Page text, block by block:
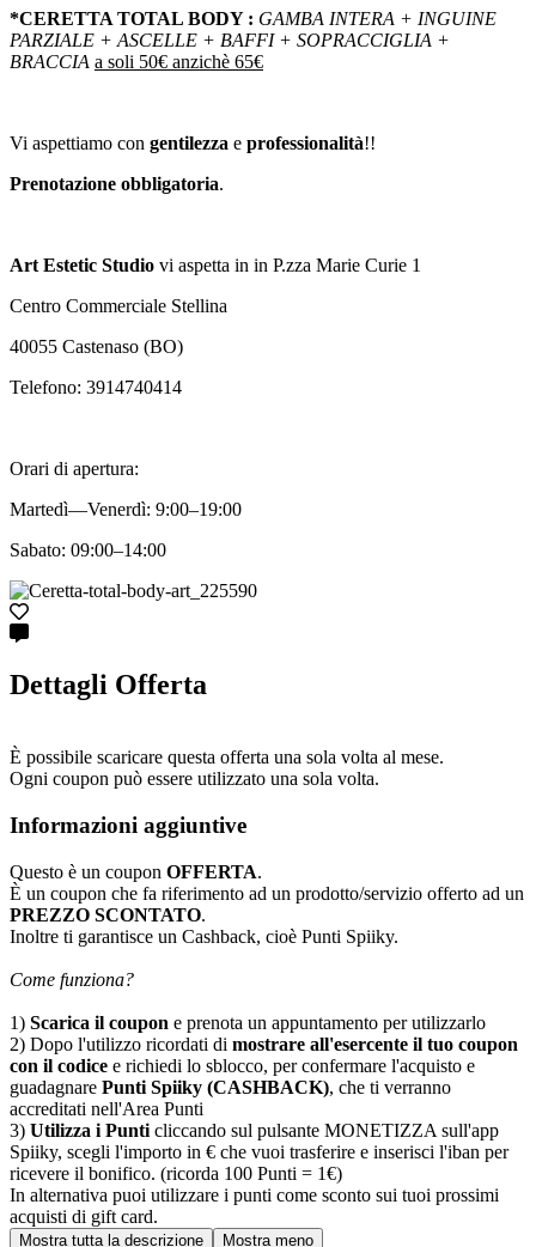
*CERETTA TOTAL BODY : GAMBA INTERA + INGUINE
PARZIALE + ASCELLE + BAFFI + SOPRACCIGLIA +
BRACCIA a soli 50€ anzichè 65€
Vi aspettiamo con gentilezza e professionalità!!
Prenotazione obbligatoria.
Art Estetic Studio vi aspetta in in P.zza Marie Curie 1
Centro Commerciale Stellina
40055 Castenaso (BO)
Telefono: 3914740414
Orari di apertura:
Martedì—Venerdì: 9:00–19:00
Sabato: 09:00–14:00
Dettagli Offerta
È possibile scaricare questa offerta una sola volta al mese.
Ogni coupon può essere utilizzato una sola volta.
Informazioni aggiuntive
Questo è un coupon OFFERTA.
È un coupon che fa riferimento ad un prodotto/servizio offerto ad un
PREZZO SCONTATO.
Inoltre ti garantisce un Cashback, cioè Punti Spiiky.
Come funziona?
1) Scarica il coupon e prenota un appuntamento per utilizzarlo
2) Dopo l'utilizzo ricordati di mostrare all'esercente il tuo coupon
con il codice e richiedi lo sblocco, per confermare l'acquisto e
guadagnare Punti Spiiky (CASHBACK), che ti verranno
accreditati nell'Area Punti
3) Utilizza i Punti cliccando sul pulsante MONETIZZA sull'app
Spiiky, scegli l'importo in € che vuoi trasferire e inserisci l'iban per
ricevere il bonifico. (ricorda 100 Punti = 1€)
In alternativa puoi utilizzare i punti come sconto sui tuoi prossimi
acquisti di gift card.